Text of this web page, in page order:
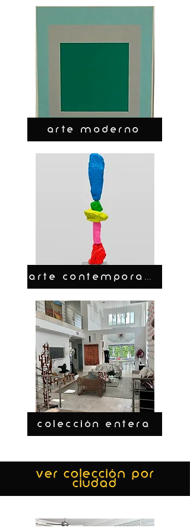
ARTE MODERNO
ARTE CONTEMPORANEO
COLECCIÓN ENTERA
ver colección por
ciudad